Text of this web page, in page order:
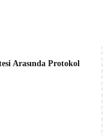
Arasında Protokol